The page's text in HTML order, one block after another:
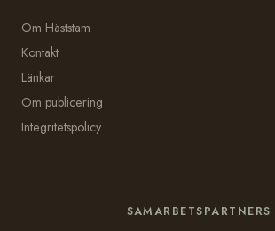
Om Häststam
Kontakt
Länkar
Om publicering
Integritetspolicy
SAMARBETSPARTNERS